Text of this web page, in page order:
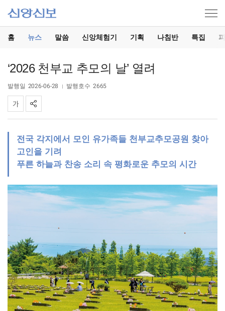
홈 뉴스 말씀 신앙체험기 기획 나침반 특집
‘2026 천부교 추모의 날’ 열려
발행일 2026-06-28 발행호수 2665
전국 각지에서 모인 유가족들 천부교추모공원 찾아
고인을 기려
푸른 하늘과 찬송 소리 속 평화로운 추모의 시간